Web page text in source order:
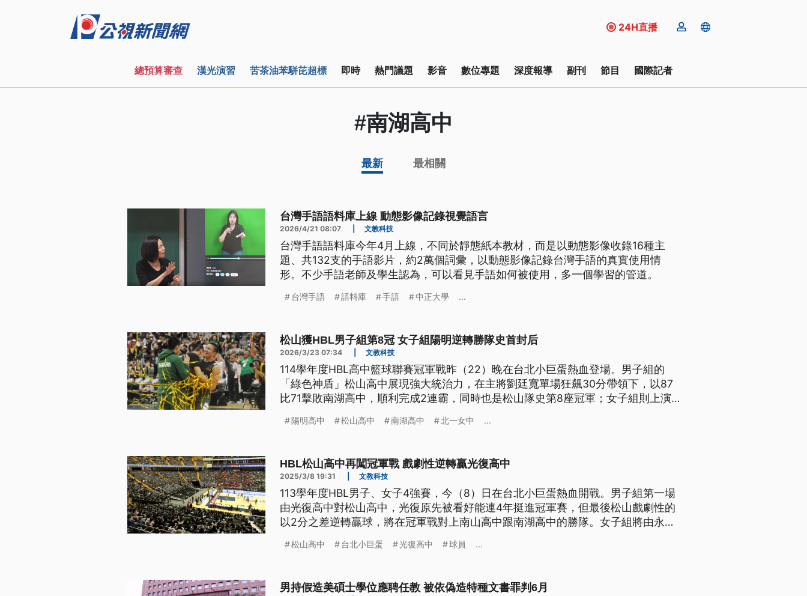
24H直播
總預算審查 漢光演習 苦茶油苯駢芘超標 即時 熱門議題 影音 數位專題 深度報導 副刊 節目 國際記者
#南湖高中
最新 最相關
台灣手語語料庫上線 動態影像記錄視覺語言
2026/4/21 08:07 文教科技
台灣手語語料庫今年4月上線，不同於靜態紙本教材，而是以動態影像收錄16種主
題、共132支的手語影片，約2萬個詞彙，以動態影像記錄台灣手語的真實使用情
形。不少手語老師及學生認為，可以看見手語如何被使用，多一個學習的管道。
台灣手語 語料庫 手語 中正大學 ...
松山獲HBL男子組第8冠 女子組陽明逆轉勝隊史首封后
2026/3/23 07:34 文教科技
114學年度HBL高中籃球聯賽冠軍戰昨（22）晚在台北小巨蛋熱血登場。男子組的
「綠色神盾」松山高中展現強大統治力，在主將劉廷寬單場狂飆30分帶領下，以87
比71擊敗南湖高中，順利完成2連霸，同時也是松山隊史第8座冠軍；女子組則上演
奪下隊史首座冠軍。
陽明高中 松山高中 南湖高中 北一女中 ...
HBL松山高中再闖冠軍戰 戲劇性逆轉贏光復高中
2025/3/8 19:31 文教科技
113學年度HBL男子、女子4強賽，今（8）日在台北小巨蛋熱血開戰。男子組第一場
由光復高中對松山高中，光復原先被看好能連4年挺進冠軍賽，但最後松山戲劇性的
以2分之差逆轉贏球，將在冠軍戰對上南山高中跟南湖高中的勝隊。女子組將由永仁
松山高中 台北小巨蛋 光復高中 球員 ...
男持假造美碩士學位應聘任教 被依偽造特種文書罪判6月